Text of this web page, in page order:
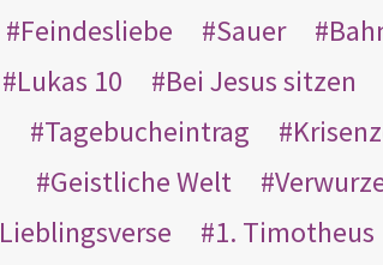
Feindesliebe
Sauer
Lukas 10
Bei Jesus sitzen
Tagebucheintrag
Geistliche Welt
Lieblingsverse
1. Timotheus